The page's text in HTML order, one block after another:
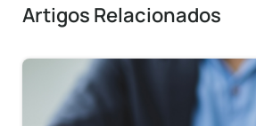
Artigos Relacionados